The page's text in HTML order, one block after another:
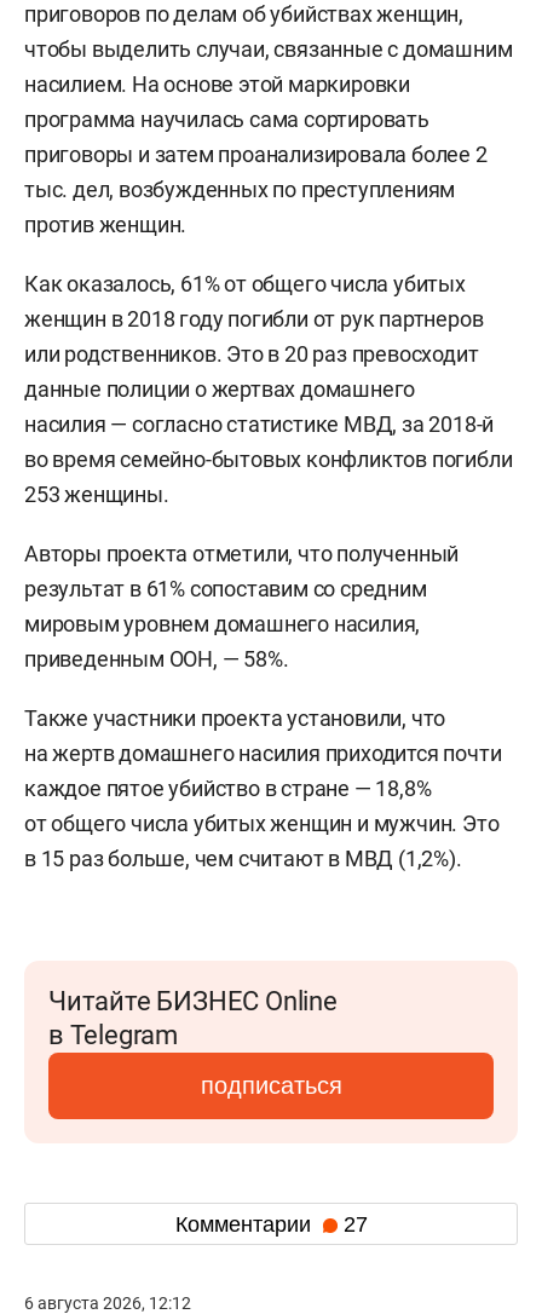
приговоров по делам об убийствах женщин,
чтобы выделить случаи, связанные с домашним
насилием. На основе этой маркировки
программа научилась сама сортировать
приговоры и затем проанализировала более 2
тыс. дел, возбужденных по преступлениям
против женщин.
Как оказалось, 61% от общего числа убитых
женщин в 2018 году погибли от рук партнеров
или родственников. Это в 20 раз превосходит
данные полиции о жертвах домашнего
насилия — согласно статистике МВД, за 2018-й
во время семейно-бытовых конфликтов погибли
253 женщины.
Авторы проекта отметили, что полученный
результат в 61% сопоставим со средним
мировым уровнем домашнего насилия,
приведенным ООН, — 58%.
Также участники проекта установили, что
на жертв домашнего насилия приходится почти
каждое пятое убийство в стране — 18,8%
от общего числа убитых женщин и мужчин. Это
в 15 раз больше, чем считают в МВД (1,2%).
Читайте БИЗНЕС Online
в Telegram
подписаться
Комментарии 27
6 августа 2026, 12:12